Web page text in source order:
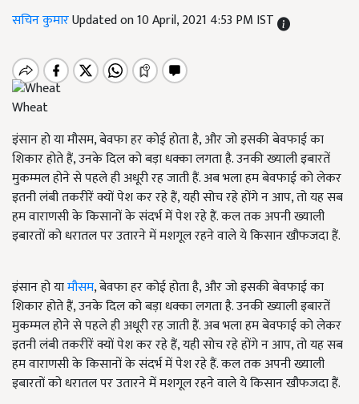
सचिन कुमारUpdated on 10 April, 2021 4:53 PM IST
Wheat
इंसान हो या मौसम, बेवफा हर कोई होता है, और जो इसकी बेवफाई का
शिकार होते हैं, उनके दिल को बड़ा धक्का लगता है. उनकी ख्याली इबारतें
मुकम्मल होने से पहले ही अधूरी रह जाती हैं. अब भला हम बेवफाई को लेकर
इतनी लंबी तकरीरें क्यों पेश कर रहे हैं, यही सोच रहे होंगे न आप, तो यह सब
हम वाराणसी के किसानों के संदर्भ में पेश रहे हैं. कल तक अपनी ख्याली
इबारतों को धरातल पर उतारने में मशगूल रहने वाले ये किसान खौफजदा हैं.
इंसान हो यामौसम, बेवफा हर कोई होता है, और जो इसकी बेवफाई का
शिकार होते हैं, उनके दिल को बड़ा धक्का लगता है. उनकी ख्याली इबारतें
मुकम्मल होने से पहले ही अधूरी रह जाती हैं. अब भला हम बेवफाई को लेकर
इतनी लंबी तकरीरें क्यों पेश कर रहे हैं, यही सोच रहे होंगे न आप, तो यह सब
हम वाराणसी के किसानों के संदर्भ में पेश रहे हैं. कल तक अपनी ख्याली
इबारतों को धरातल पर उतारने में मशगूल रहने वाले ये किसान खौफजदा हैं.